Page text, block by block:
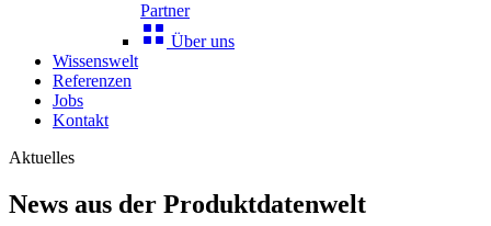
Partner
Über uns
Wissenswelt
Referenzen
Jobs
Kontakt
Aktuelles
News aus der Produktdaten­welt